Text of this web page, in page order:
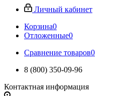
Личный кабинет
Корзина0
Отложенные0
Сравнение товаров0
8 (800) 350-09-96
Контактная информация